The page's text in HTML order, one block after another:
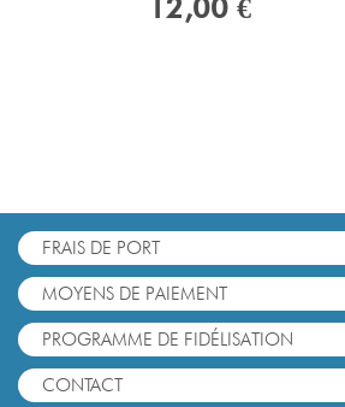
12,00 €
FRAIS DE PORT
MOYENS DE PAIEMENT
PROGRAMME DE FIDÉLISATION
CONTACT